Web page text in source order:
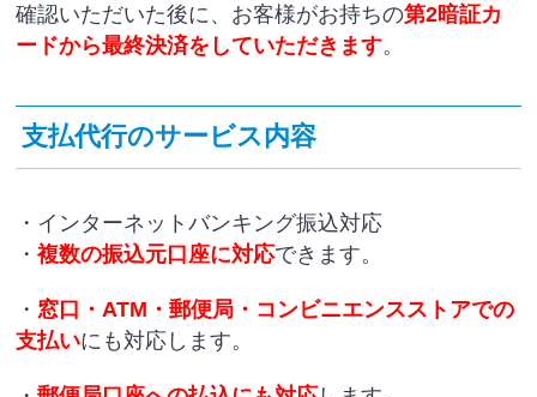
確認いただいた後に、お客様がお持ちの第2暗証カ
ードから最終決済をしていただきます。
支払代行のサービス内容
・インターネットバンキング振込対応
・複数の振込元口座に対応できます。
・ 窓口・ATM・郵便局・コンビニエンスストアでの
支払いにも対応します。